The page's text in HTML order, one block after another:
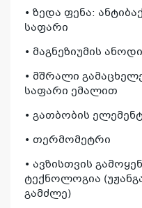
• ზედა ფენა:
საფარი
• მაგნეზიუმის
• მშრალი
საფარი ემალით
• გათბობის
• თერმომეტრი
• ავზისთვის
ტექნოლოგია
გამძლე)